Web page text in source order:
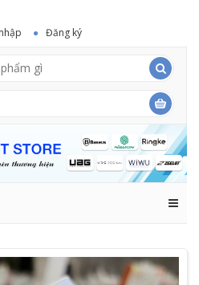
Đăng ký